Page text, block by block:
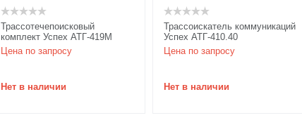
Трассотечепоисковый
комплект Успех АТГ-419М
Цена по запросу
Нет в наличии
Трассоискатель коммуникаций
Успех АТГ-410.40
Цена по запросу
Нет в наличии